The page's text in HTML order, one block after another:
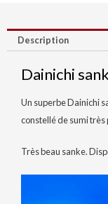
Description
Dainichi
Un superbe Dainichi
constellé de sumi très
Très beau sanke.